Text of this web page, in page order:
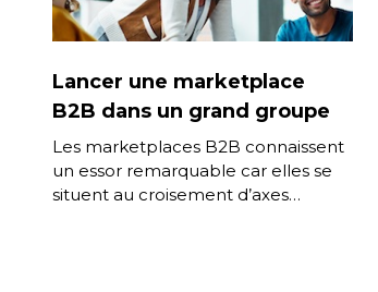
Lancer une marketplace
B2B dans un grand groupe
Les marketplaces B2B connaissent
un essor remarquable car elles se
situent au croisement d’axes